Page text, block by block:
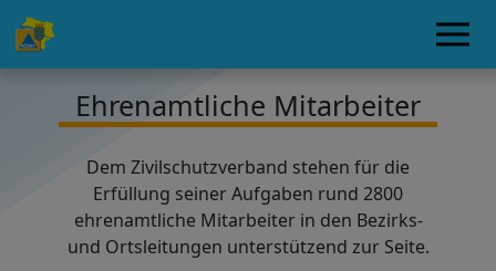
Ehrenamtliche Mitarbeiter
Dem Zivilschutzverband stehen für die
Erfüllung seiner Aufgaben rund 2800
ehrenamtliche Mitarbeiter in den Bezirks-
und Ortsleitungen unterstützend zur Seite.